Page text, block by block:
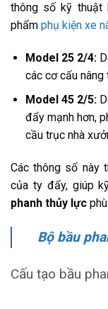
thông số kỹ thuật
phẩm phụ kiện xe
Model 25 2/4:
các cơ cấu
Model 45 2/5:
đẩy mạnh hơn,
cầu trục nhà
Các thông số này
của ty đẩy, giúp
phanh thủy lực
Bộ bầu
Cấu tạo bầu